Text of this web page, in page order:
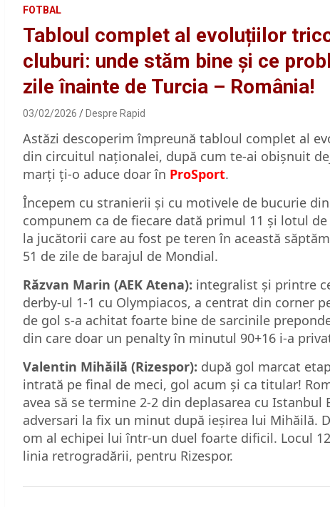
FOTBAL
Tabloul complet al evoluțiilor
cluburi: unde stăm bine și ce
zile înainte de Turcia – România!
03/02/2026 Despre Rapid
Astăzi descoperim împreună tabloul complet al
din circuitul naționalei, după cum te-ai obișnuit
marți ți-o aduce doar în ProSport.
Începem cu stranierii și cu motivele de bucurie
compunem ca de fiecare dată primul 11 și lotul
la jucătorii care au fost pe teren în această
51 de zile de barajul de Mondial.
Răzvan Marin (AEK Atena): integralist și printre
derby-ul 1-1 cu Olympiacos, a centrat din corner
de gol s-a achitat foarte bine de sarcinile
din care doar un penalty în minutul 90+16 i-a
Valentin Mihăilă (Rizespor): după gol marcat
intrată pe final de meci, gol acum și ca titular!
avea să se termine 2-2 din deplasarea cu
adversari la fix un minut după ieșirea lui Mihăilă.
om al echipei lui într-un duel foarte dificil. Locul
linia retrogradării, pentru Rizespor.